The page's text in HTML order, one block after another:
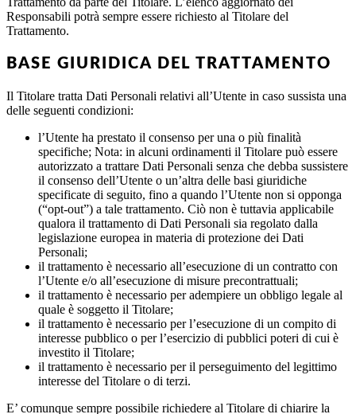
Responsabili potrà sempre essere richiesto al Titolare del
Trattamento.
BASE GIURIDICA DEL TRATTAMENTO
Il Titolare tratta Dati Personali relativi all’Utente in caso sussista una
delle seguenti condizioni:
l’Utente ha prestato il consenso per una o più finalità
specifiche; Nota: in alcuni ordinamenti il Titolare può essere
autorizzato a trattare Dati Personali senza che debba sussistere
il consenso dell’Utente o un’altra delle basi giuridiche
specificate di seguito, fino a quando l’Utente non si opponga
(“opt-out”) a tale trattamento. Ciò non è tuttavia applicabile
qualora il trattamento di Dati Personali sia regolato dalla
legislazione europea in materia di protezione dei Dati
Personali;
il trattamento è necessario all’esecuzione di un contratto con
l’Utente e/o all’esecuzione di misure precontrattuali;
il trattamento è necessario per adempiere un obbligo legale al
quale è soggetto il Titolare;
il trattamento è necessario per l’esecuzione di un compito di
interesse pubblico o per l’esercizio di pubblici poteri di cui è
investito il Titolare;
il trattamento è necessario per il perseguimento del legittimo
interesse del Titolare o di terzi.
E’ comunque sempre possibile richiedere al Titolare di chiarire la